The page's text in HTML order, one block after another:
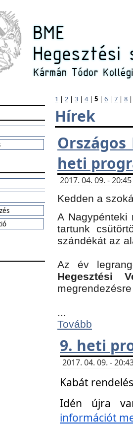
1 | 2 | 3 | 4| 5 | 6 | 7 | 8
Hírek
Országos
heti
2017. 04. 09. -
Kedden a
A Nagypénteki
tartunk
szándékát az
Az év
Hegesztési
...
Tovább
9. heti
2017. 04. 09. -
Kabát
Idén újra
információt